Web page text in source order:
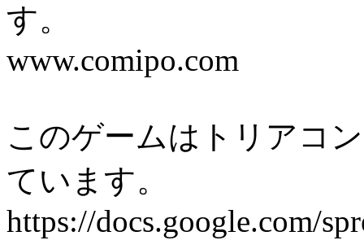
す。
www.comipo.com
このゲームはトリアコ
ています。
https://docs.google.com/